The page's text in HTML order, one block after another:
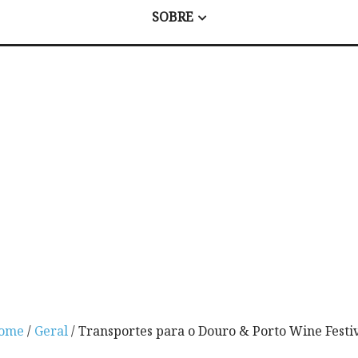
SOBRE
/ Geral/ Transportes para o Douro & Porto Wine